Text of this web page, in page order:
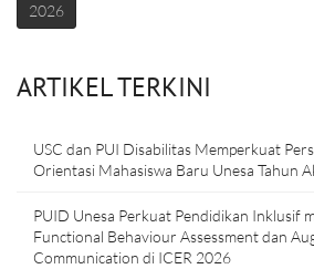
2026
ARTIKEL TERKINI
USC dan PUI Disabilitas Memperkuat
Orientasi Mahasiswa Baru Unesa Tahun
PUID Unesa Perkuat Pendidikan Inklusif
Functional Behaviour Assessment dan
Communication di ICER 2026